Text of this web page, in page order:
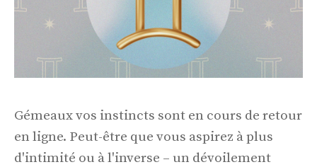
Gémeaux vos instincts sont en cours de retour
en ligne. Peut-être que vous aspirez à plus
d'intimité ou à l'inverse – un dévoilement